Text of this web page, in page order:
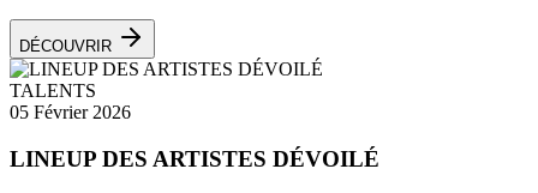
DÉCOUVRIR
TALENTS
05 Février 2026
LINEUP DES ARTISTES DÉVOILÉ